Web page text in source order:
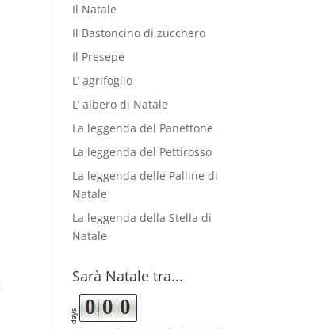
Il Natale
Il Bastoncino di zucchero
Il Presepe
L’ agrifoglio
L’ albero di Natale
La leggenda del Panettone
La leggenda del Pettirosso
La leggenda delle Palline di
Natale
La leggenda della Stella di
Natale
Sarà Natale tra...
days 0 0 0